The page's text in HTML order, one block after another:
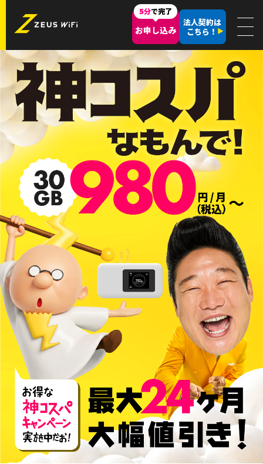
お申し込み
5分で完了
法人契約は
こちら！